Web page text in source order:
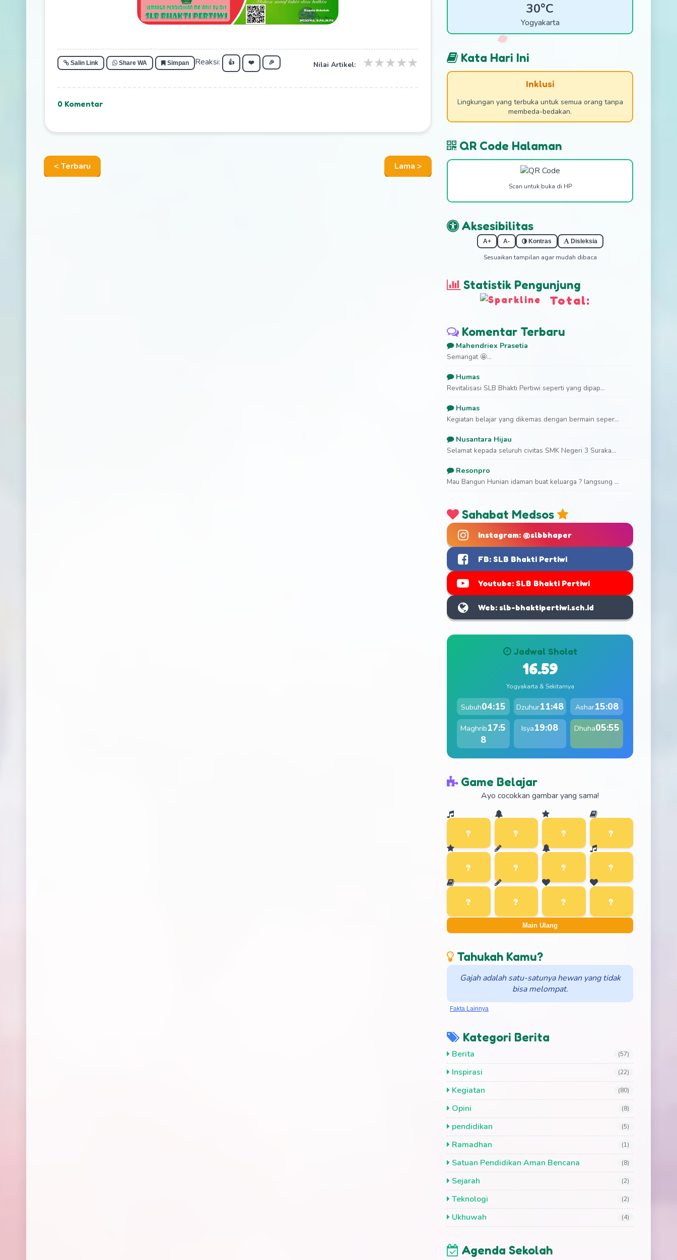
Salin Link Share WA Simpan Reaksi: 👍 ❤️ 🎉 Nilai Artikel: ★
★
★
★
★
0 Komentar
< Terbaru Lama >
30°C
Yogyakarta
Kata Hari Ini
Inklusi
Lingkungan yang terbuka untuk semua orang tanpa
membeda-bedakan.
QR Code Halaman
Scan untuk buka di HP
Aksesibilitas
A+ A- Kontras Disleksia
Sesuaikan tampilan agar mudah dibaca
Statistik Pengunjung
Total:
Komentar Terbaru
Mahendriex Prasetia
Semangat 🤩...
Humas
Revitalisasi SLB Bhakti Pertiwi seperti yang dipap...
Humas
Kegiatan belajar yang dikemas dengan bermain seper...
Nusantara Hijau
Selamat kepada seluruh civitas SMK Negeri 3 Suraka...
Resonpro
Mau Bangun Hunian idaman buat keluarga ? langsung ...
Sahabat Medsos
Instagram: @slbbhaper
FB: SLB Bhakti Pertiwi
Youtube: SLB Bhakti Pertiwi
Web: slb-bhaktipertiwi.sch.id
Jadwal Sholat
16.59
Yogyakarta & Sekitarnya
Subuh04:15 Dzuhur11:48 Ashar15:08
Maghrib17:5
8
Isya19:08 Dhuha05:55
Game Belajar
Ayo cocokkan gambar yang sama!
Main Ulang
Tahukah Kamu?
Gajah adalah satu-satunya hewan yang tidak
bisa melompat.
Fakta Lainnya
Kategori Berita
Berita (57)
Inspirasi (22)
Kegiatan (80)
Opini (8)
pendidikan (5)
Ramadhan (1)
Satuan Pendidikan Aman Bencana (8)
Sejarah (2)
Teknologi (2)
Ukhuwah (4)
Agenda Sekolah